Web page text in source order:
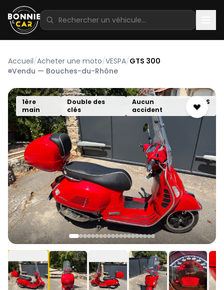
Accueil/Acheter une moto/VESPA/GTS 300
Vendu — Bouches-du-Rhône
1ère
main
Double des
clés
Aucun
accident
ABS